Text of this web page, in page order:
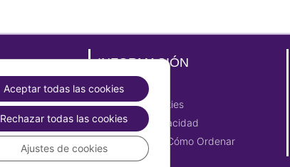
INFORMACIÓN
Aviso Legal
Política de cookies
Política de Privacidad
E-Commerce | Cómo Ordenar
Aceptar todas las cookies
Rechazar todas las cookies
Ajustes de cookies